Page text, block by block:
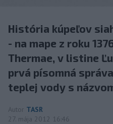
História kúpeľov
- na mape z roku
Thermae, v listine
prvá písomná
teplej vody s
Autor TASR
27. mája 2012 16:46